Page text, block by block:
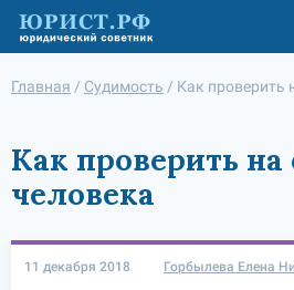
Главная / Судимость / Как проверить
Как проверить
человека
11 декабря 2018 Горбылева Елена